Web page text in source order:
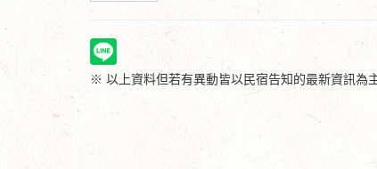
※ 以上資料但若有異動皆以民宿告知的最新資訊為